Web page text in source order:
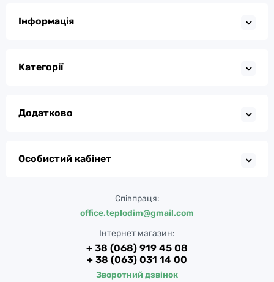
Інформація
Категорії
Додатково
Особистий кабінет
Співпраця:
office.teplodim@gmail.com
Інтернет магазин:
+ 38 (068) 919 45 08
+ 38 (063) 031 14 00
Зворотний дзвінок